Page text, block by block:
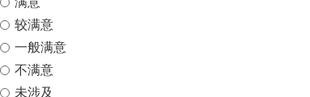
较满意
一般满意
不满意
未涉及